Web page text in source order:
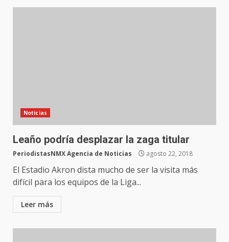
Noticias
Leaño podría desplazar la zaga titular
PeriodistasNMX Agencia de Noticias agosto 22, 2018
El Estadio Akron dista mucho de ser la visita más
difícil para los equipos de la Liga...
Leer más